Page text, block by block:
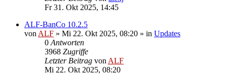
Fr 31. Okt 2025, 14:45
ALF-BanCo 10.2.5
von ALF » Mi 22. Okt 2025, 08:20 » in Updates
0 Antworten
3968 Zugriffe
Letzter Beitrag von ALF
Mi 22. Okt 2025, 08:20